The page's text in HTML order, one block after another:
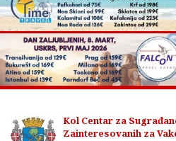
Kol Centar za
Zainteresovanih za